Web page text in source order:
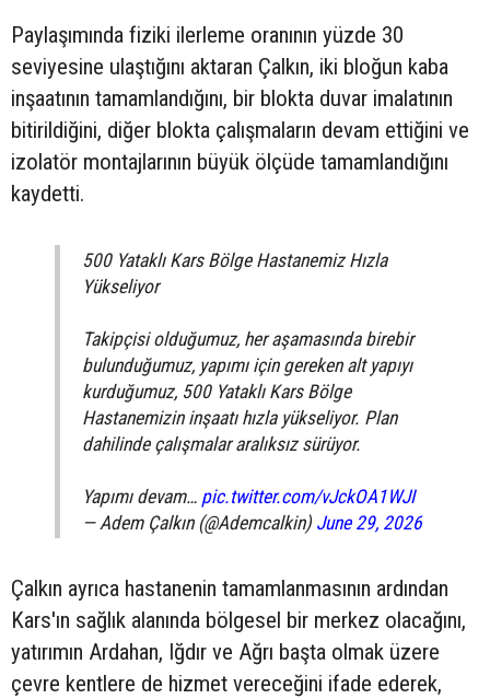
Paylaşımında fiziki ilerleme oranının yüzde 30
seviyesine ulaştığını aktaran Çalkın, iki bloğun kaba
inşaatının tamamlandığını, bir blokta duvar imalatının
bitirildiğini, diğer blokta çalışmaların devam ettiğini ve
izolatör montajlarının büyük ölçüde tamamlandığını
kaydetti.
500 Yataklı Kars Bölge Hastanemiz Hızla
Yükseliyor
Takipçisi olduğumuz, her aşamasında birebir
bulunduğumuz, yapımı için gereken alt yapıyı
kurduğumuz, 500 Yataklı Kars Bölge
Hastanemizin inşaatı hızla yükseliyor. Plan
dahilinde çalışmalar aralıksız sürüyor.
Yapımı devam… pic.twitter.com/vJckOA1WJI
— Adem Çalkın (@Ademcalkin) June 29, 2026
Çalkın ayrıca hastanenin tamamlanmasının ardından
Kars'ın sağlık alanında bölgesel bir merkez olacağını,
yatırımın Ardahan, Iğdır ve Ağrı başta olmak üzere
çevre kentlere de hizmet vereceğini ifade ederek,